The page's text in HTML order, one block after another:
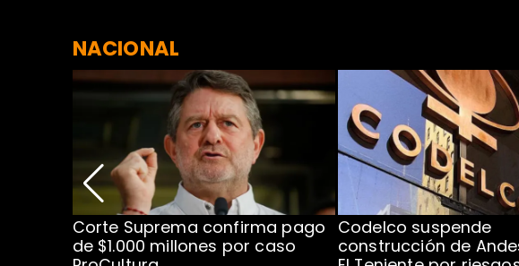
NACIONAL
Corte Suprema confirma pago
de $1.000 millones por caso
Codelco suspende
construcción de